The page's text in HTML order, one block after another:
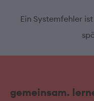
Ein Systemfehler
gemeinsam.